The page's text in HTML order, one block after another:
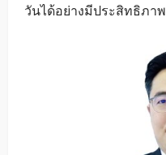
วันได้อย่างมีประสิทธิภาพ